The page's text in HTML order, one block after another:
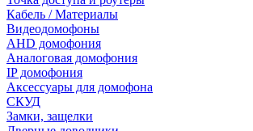
Кабель / Материалы
Видеодомофоны
AHD домофония
Аналоговая домофония
IP домофония
Аксессуары для домофона
СКУД
Замки, защелки